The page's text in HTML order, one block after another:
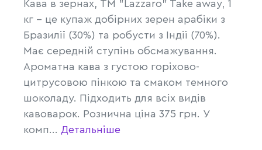
Кава в зернах, ТМ "Lazzaro" Take away, 1
кг - це купаж добірних зерен арабіки з
Бразилії (30%) та робусти з Індії (70%).
Має середній ступінь обсмажування.
Ароматна кава з густою горіхово-
цитрусовою пінкою та смаком темного
шоколаду. Підходить для всіх видів
кавоварок. Рознична ціна 375 грн. У
комп... Детальніше